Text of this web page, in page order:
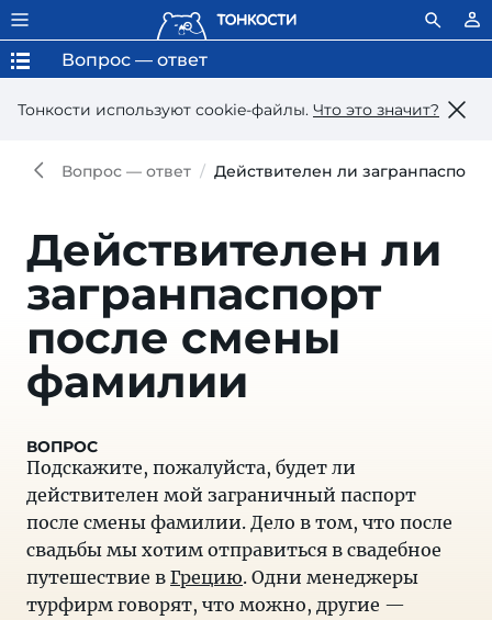
Тонкости используют сookie-файлы. Что это значит?
Вопрос — ответ
Вопрос — ответ Действителен ли
Действителен ли
загранпаспорт
после смены
фамилии
Подскажите, пожалуйста, будет ли
действителен мой заграничный паспорт
после смены фамилии. Дело в том, что после
свадьбы мы хотим отправиться в свадебное
путешествие в Грецию. Одни менеджеры
турфирм говорят, что можно, другие —